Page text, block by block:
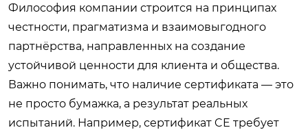
Философия компании строится на принципах
честности, прагматизма и взаимовыгодного
партнёрства, направленных на создание
устойчивой ценности для клиента и общества.
Важно понимать, что наличие сертификата — это
не просто бумажка, а результат реальных
испытаний. Например, сертификат CE требует